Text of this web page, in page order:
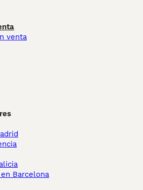
venta
Barcelona